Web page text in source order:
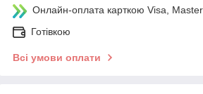
Онлайн-оплата карткою Visa,
Готівкою
Всі умови оплати